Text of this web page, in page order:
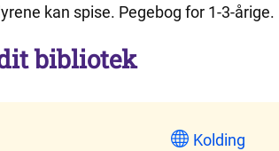
kan spise. Pegebog for 1-3-årige.
bibliotek
Kolding